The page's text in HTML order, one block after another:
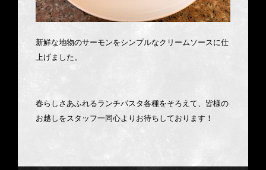
新鮮な地物のサーモンをシンプルなクリームソースに仕
上げました。
春らしさあふれるランチパスタ各種をそろえて、皆様の
お越しをスタッフ一同心よりお待ちしております！